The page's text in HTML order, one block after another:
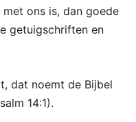
ons is, dan goede
getuigschriften en
dat noemt de Bijbel
14:1).